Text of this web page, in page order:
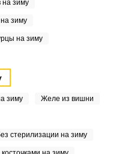
на зиму
зиму
на зиму
зиму Желе из вишни
стерилизации на зиму